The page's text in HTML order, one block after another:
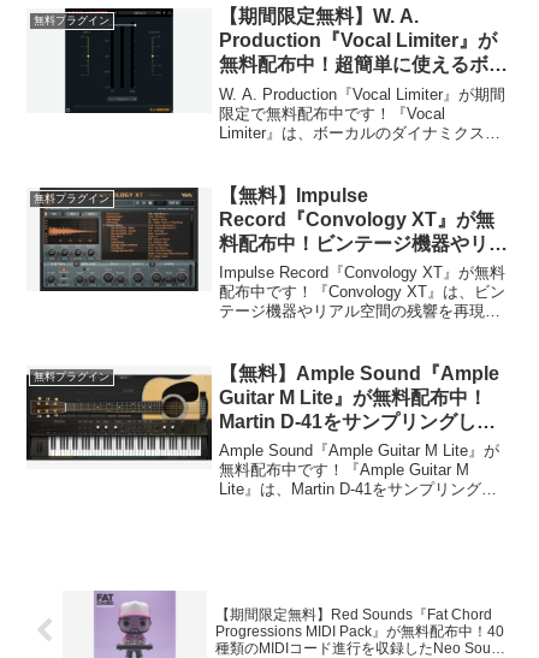
なシェイプの波打つようなダッキン...
無料プラグイン
【期間限定無料】W. A.
Production『Vocal Limiter』が
無料配布中！超簡単に使えるボー
カル処理に特化したリミッタープ
ラグイン！
W. A. Production『Vocal Limiter』が期間
限定で無料配布中です！『Vocal
Limiter』は、ボーカルのダイナミクスを
方はとても簡単で、ス...
無料プラグイン
【無料】Impulse
Record『Convology XT』が無
料配布中！ビンテージ機器やリア
ル空間の残響を再現するコンボリ
ューションリバーブプラグイン！
Impulse Record『Convology XT』が無料
配布中です！『Convology XT』は、ビン
テージ機器やリアル空間の残響を再現す
れており、細かな調整...
無料プラグイン
【無料】Ample Sound『Ample
Guitar M Lite』が無料配布中！
Martin D-41をサンプリングした
フリーでは最強のアコースティッ
クギタープラグイン！
Ample Sound『Ample Guitar M Lite』が
無料配布中です！『Ample Guitar M
Lite』は、Martin D-41をサンプリングし
【期間限定無料】Red Sounds『Fat Chord
Progressions MIDI Pack』が無料配布中！40
種類のMIDIコード進行を収録したNeo Soul